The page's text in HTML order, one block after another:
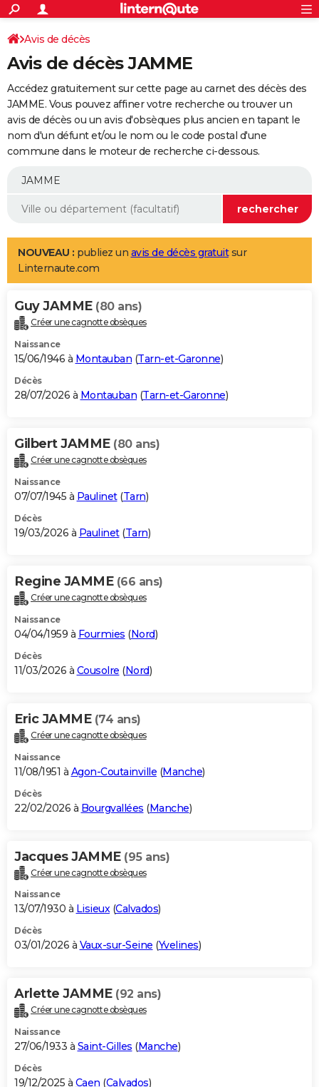
ACTUALITÉS
Politique
Société
Faits Divers
Education
Monde
Villes
+
SPORT
Coupe du monde 2026
Football
Tennis
Cyclisme
Rugby
Forum
Programme TV
TNT
Streaming
Cinéma
Sorties cinéma
Musique
+
FINANCE
Retraite
Epargne
Immobilier
Risques naturels par ville
Banque
Assurance
AUTO
Essais
Réserver un essai
Citadines
Berlines
SUV
Forum auto
+
Mobiles
Meilleur smartphone
Internet
Ordinateurs
Jeux vidéo
Guide high-tech
Aménagement intérieur
LIFESTYLE
Art de vivre
Bien-être
Loisirs
Mode
Modes de vie
Alimentation
Guide de la santé
Maladies
Médicaments
Sommeil
VOYAGE
Destinations
City break
Voyage nature
Voyage de noces
Forum
Climat
+PHOTO
GUIDES D'ACHAT
BONS PLANS
Carte de Noël
Carte Bonne année
Carte Saint-Valentin
Carte Pâques
Carte d'anniversaire
DICTIONNAIRE
Dictionnaire
Biographies
Citations
Expressions
Proverbes
PROGRAMME TV
S'inscrire
Se connecter
Lycées
Collèges
Primaires
Universités
Entreprises
Service militaire
Avis de recherche
AVIS DE DÉCÈS
Bricolage
Lifestyle
Culture
Sport
Auto
Television
Voyage
Cinema
Avis de décès
Avis de décès JAMME
Accédez gratuitement sur cette page au carnet des décès des
JAMME. Vous pouvez affiner votre recherche ou trouver un
avis de décès ou un avis d'obsèques plus ancien en tapant le
nom d'un défunt et/ou le nom ou le code postal d'une
commune dans le moteur de recherche ci-dessous.
NOUVEAU : publiez un avis de décès gratuitsur
Linternaute.com
Guy JAMME (80 ans)
Créer une cagnotte obsèques
Naissance
15/06/1946 à Montauban (Tarn-et-Garonne)
Décès
28/07/2026 à Montauban (Tarn-et-Garonne)
Gilbert JAMME (80 ans)
Créer une cagnotte obsèques
Naissance
07/07/1945 à Paulinet(Tarn)
Décès
19/03/2026 à Paulinet(Tarn)
Regine JAMME (66 ans)
Créer une cagnotte obsèques
Naissance
04/04/1959 à Fourmies (Nord)
Décès
11/03/2026 à Cousolre (Nord)
Eric JAMME (74 ans)
Créer une cagnotte obsèques
Naissance
11/08/1951 à Agon-Coutainville (Manche)
Décès
22/02/2026 à Bourgvallées (Manche)
Jacques JAMME (95 ans)
Créer une cagnotte obsèques
Naissance
13/07/1930 à Lisieux(Calvados)
Décès
03/01/2026 à Vaux-sur-Seine (Yvelines)
Arlette JAMME (92 ans)
Créer une cagnotte obsèques
Naissance
27/06/1933 à Saint-Gilles (Manche)
Décès
19/12/2025 à Caen (Calvados)